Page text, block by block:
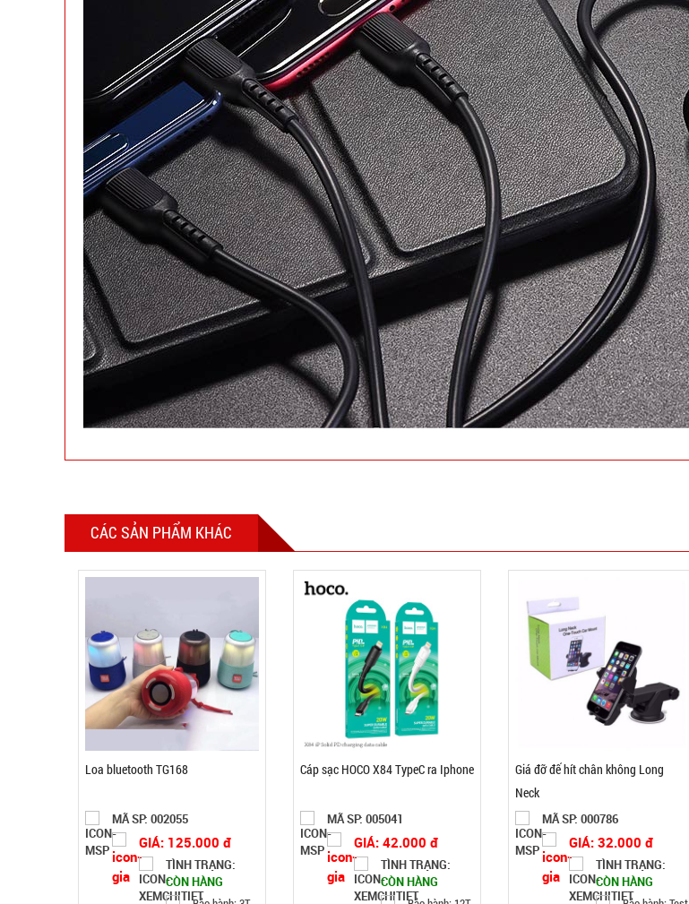
CÁC SẢN PHẨM KHÁC
Loa bluetooth TG168
MÃ SP: 002055
GIÁ: 125.000 đ
TÌNH TRẠNG:
CÒN HÀNG
Cáp sạc HOCO X84 TypeC ra Iphone
MÃ SP: 005041
GIÁ: 42.000 đ
TÌNH TRẠNG:
CÒN HÀNG
Giá đỡ đế hít chân không Long
Neck
MÃ SP: 000786
GIÁ: 32.000 đ
TÌNH TRẠNG:
CÒN HÀNG